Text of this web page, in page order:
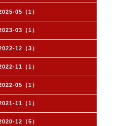
05（1）
03（1）
12（3）
11（1）
05（1）
11（1）
12（5）